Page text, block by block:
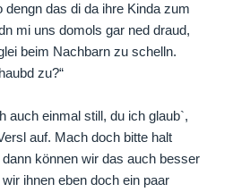
dengn das di da ihre Kinda zum
mi uns domols gar ned draud,
beim Nachbarn zu schelln.
zu?“
auch einmal still, du ich glaub`,
auf. Mach doch bitte halt
können wir das auch besser
ihnen eben doch ein paar